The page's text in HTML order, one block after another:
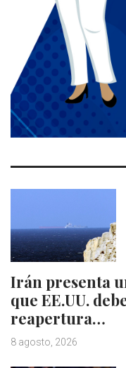
Irán presenta
que EE.UU.
reapertura…
8 agosto, 2026